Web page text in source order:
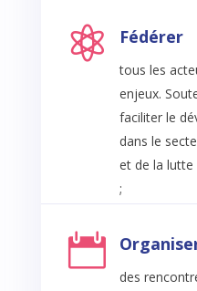
 Fédérer
tous les
enjeux.
faciliter le
dans le
et de la lutte
;

des